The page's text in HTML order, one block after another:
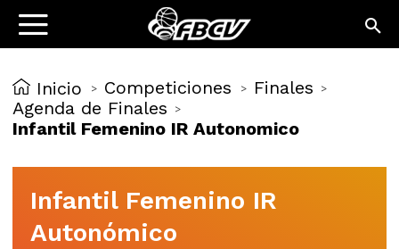
Inicio > Competiciones > Finales >
Agenda de Finales >
Infantil Femenino IR Autonomico
Infantil Femenino IR
Autonómico